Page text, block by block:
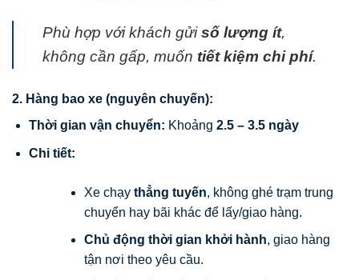
Phù hợp với khách gửisố lượng ít,
không cần gấp, muốn tiết kiệm chi phí.
2. Hàng bao xe (nguyên chuyến):
Thời gian vận chuyển: Khoảng 2.5 – 3.5 ngày
Chi tiết:
Xe chạy thẳng tuyến, không ghé trạm trung
chuyển hay bãi khác để lấy/giao hàng.
Chủ động thời gian khởi hành, giao hàng
tận nơi theo yêu cầu.